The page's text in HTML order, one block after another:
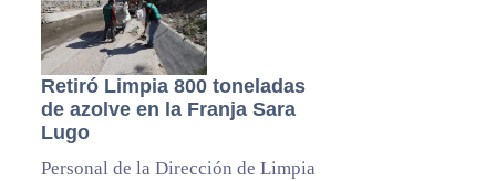
Retiró Limpia 800 toneladas
de azolve en la Franja Sara
Lugo
Personal de la Dirección de Limpia